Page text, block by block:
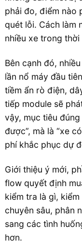
phải đo, điểm nào
quét lỗi. Cách làm
nhiều xe trong thời
Bên cạnh đó,
lần nổ máy đầu
tiềm ẩn rò điện,
tiếp module sẽ
vậy, mục tiêu
được”, mà là “xe
phí khắc phục dự
Giới thiệu ý mới,
flow quyết định
kiểm tra là gì,
chuyên sâu, phân
sang các tình
hơn.